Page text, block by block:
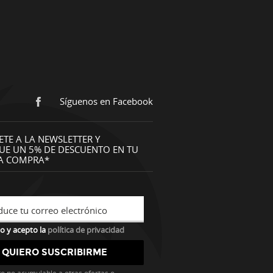
Síguenos en Facebook
A LA NEWSLETTER Y
UN 5% DE DESCUENTO EN TU
COMPRA*
tu correo electrónico
y acepto la política de privacidad